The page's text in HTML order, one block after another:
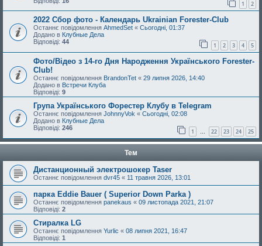
1 2
2022 Сбор фото - Календарь Ukrainian Forester-Club
Останнє повідомлення AhmedSet « Сьогодні, 01:37
Додано в Клубные Дела
Відповіді: 44 1 2 3 4 5
Фото/Відео з 14-го Дня Народження Українського Forester-
Club!
Останнє повідомлення BrandonTet « 29 липня 2026, 14:40
Додано в Встречи Клуба
Відповіді: 9
Група Українського Форестер Клубу в Telegram
Останнє повідомлення JohnnyVok « Сьогодні, 02:08
Додано в Клубные Дела
Відповіді: 246 1 … 22 23 24 25
Тем
Дистанционный электрошокер Taser
Останнє повідомлення dvr45 « 11 травня 2026, 13:01
парка Eddie Bauer ( Superior Down Parka )
Останнє повідомлення panekaus « 09 листопада 2021, 21:07
Відповіді: 2
Стиралка LG
Останнє повідомлення Yurlic « 08 липня 2021, 16:47
Відповіді: 1